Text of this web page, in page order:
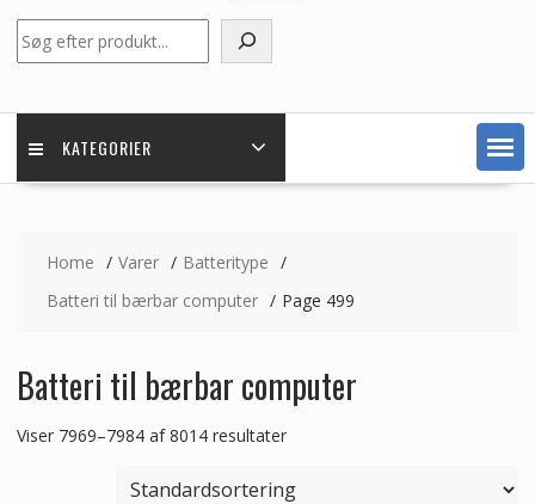
KATEGORIER
Home Varer
Batteritype
Batteri til bærbar computer
Page 499
Batteri til bærbar computer
Viser 7969–7984 af 8014 resultater